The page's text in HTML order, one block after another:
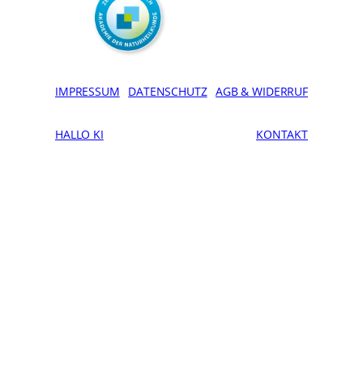
IMPRESSUM DATENSCHUTZ AGB & WIDERRUF
HALLO KI KONTAKT